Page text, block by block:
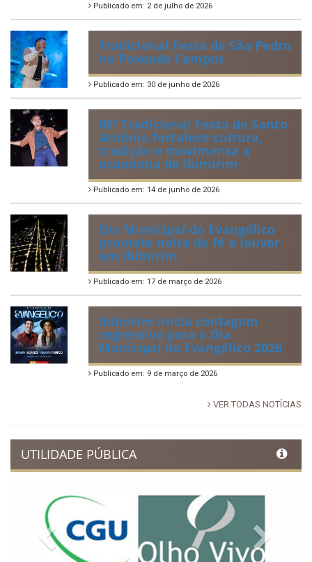
Publicado em: 2 de julho de 2026
Tradicional Festa de São Pedro
no Povoado Campos
Publicado em: 30 de junho de 2026
88ª Tradicional Festa de Santo
Antônio fortalece cultura,
tradição e movimenta a
economia de Ibimirim
Publicado em: 14 de junho de 2026
Dia Municipal do Evangélico
promete noite de fé e louvor
em Ibimirim
Publicado em: 17 de março de 2026
Ibimirim inicia contagem
regressiva para o Dia
Municipal do Evangélico 2026
Publicado em: 9 de março de 2026
VER TODAS NOTÍCIAS
UTILIDADE PÚBLICA
Previous